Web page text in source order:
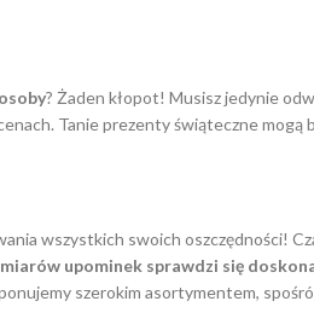
? Żaden kłopot! Musisz jedynie
Tanie prezenty świąteczne
wszystkich swoich oszczędności!
upominek sprawdzi się
szerokim asortymentem,